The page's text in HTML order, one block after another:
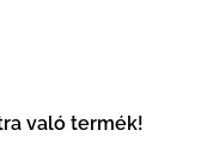
való termék!